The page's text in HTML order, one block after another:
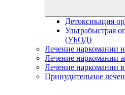
Детоксикация
Ультрабыстрая
(УБОД)
Лечение наркомании
Лечение наркомании
Лечение наркомании
Принудительное